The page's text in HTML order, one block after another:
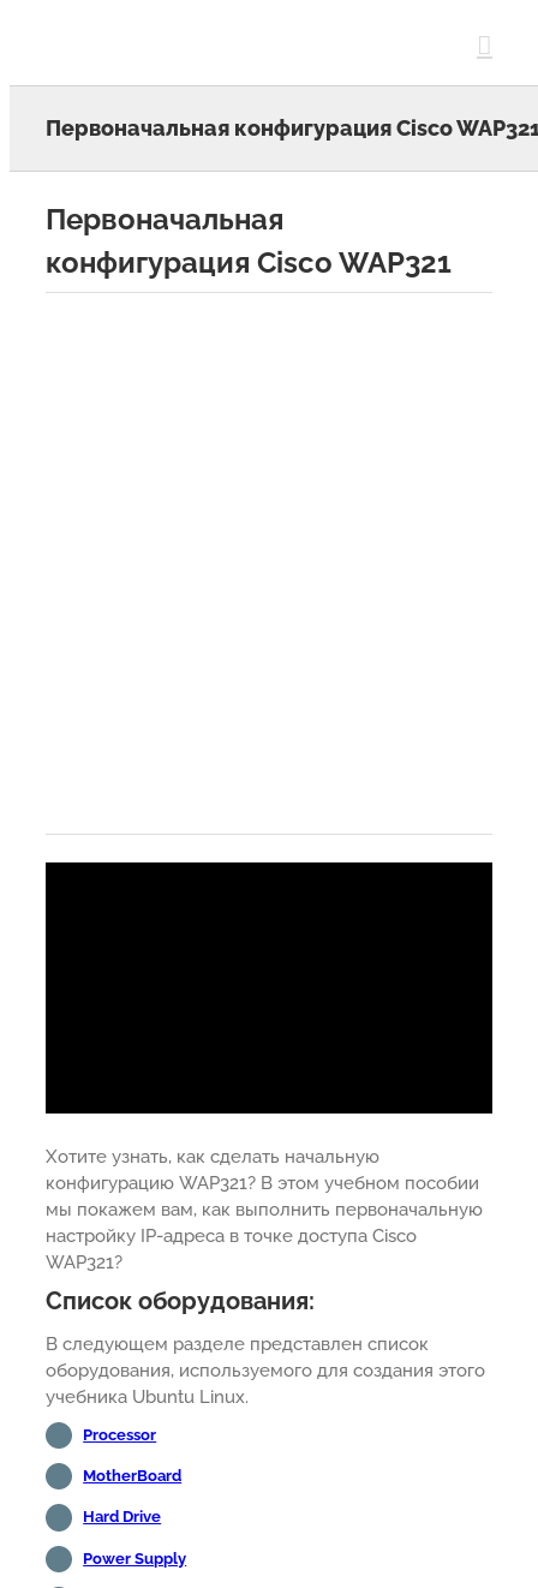
Первоначальная конфигурация Cisco
Первоначальная
конфигурация Cisco WAP321
Хотите узнать, как сделать начальную
конфигурацию WAP321? В этом учебном пособии
мы покажем вам, как выполнить первоначальную
настройку IP-адреса в точке доступа Cisco
WAP321?
Список оборудования:
В следующем разделе представлен список
оборудования, используемого для создания этого
учебника Ubuntu Linux.
Processor
MotherBoard
Hard Drive
Power Supply